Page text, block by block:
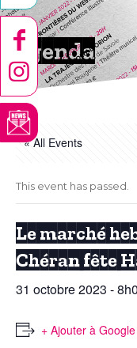
Agenda
« All Events
This event has passed.
Le marché
Chéran fête
31 octobre 2023 -
+ Ajouter à